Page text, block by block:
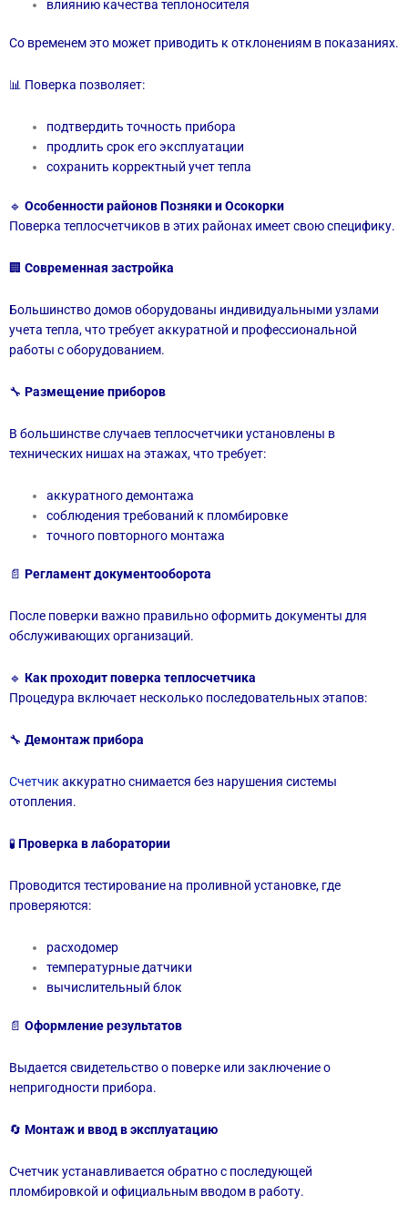
влиянию качества теплоносителя
Со временем это может приводить к отклонениям в показаниях.
📊 Поверка позволяет:
подтвердить точность прибора
продлить срок его эксплуатации
сохранить корректный учет тепла
🔹 Особенности районов Позняки и Осокорки
Поверка теплосчетчиков в этих районах имеет свою специфику.
🏢 Современная застройка
Большинство домов оборудованы индивидуальными узлами
учета тепла, что требует аккуратной и профессиональной
работы с оборудованием.
🔧 Размещение приборов
В большинстве случаев теплосчетчики установлены в
технических нишах на этажах, что требует:
аккуратного демонтажа
соблюдения требований к пломбировке
точного повторного монтажа
📄 Регламент документооборота
После поверки важно правильно оформить документы для
обслуживающих организаций.
🔹 Как проходит поверка теплосчетчика
Процедура включает несколько последовательных этапов:
🔧 Демонтаж прибора
Счетчик аккуратно снимается без нарушения системы
отопления.
🧪 Проверка в лаборатории
Проводится тестирование на проливной установке, где
проверяются:
расходомер
температурные датчики
вычислительный блок
📄 Оформление результатов
Выдается свидетельство о поверке или заключение о
непригодности прибора.
🔄 Монтаж и ввод в эксплуатацию
Счетчик устанавливается обратно с последующей
пломбировкой и официальным вводом в работу.